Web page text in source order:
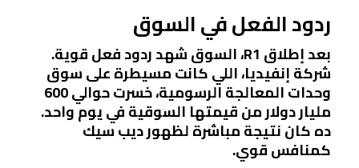
ردود الفعل في السوق
بعد إطلاق R1، السوق شهد ردود فعل قوية.
شركة إنفيديا، اللي كانت مسيطرة على سوق
وحدات المعالجة الرسومية، خسرت حوالي 600
مليار دولار من قيمتها السوقية في يوم واحد.
ده كان نتيجة مباشرة لظهور ديب سيك
كمنافس قوي.